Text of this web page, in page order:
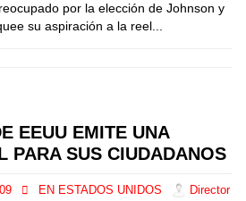
por la elección de Johnson y
su aspiración a la reel...
EEUU EMITE UNA
PARA SUS CIUDADANOS
EN ESTADOS UNIDOS
Director